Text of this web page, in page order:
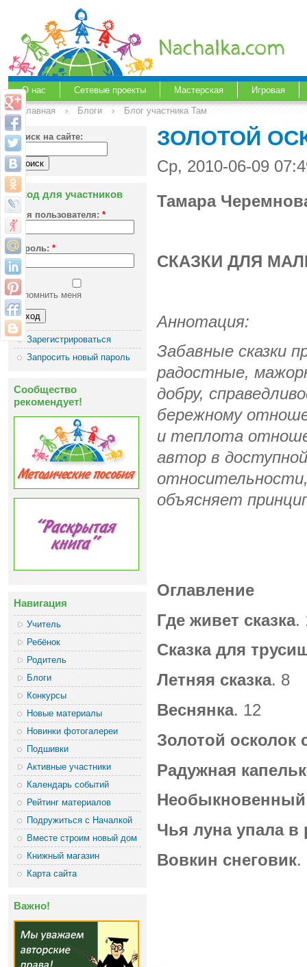
О нас Сетевые проекты Мастерская
Игровая
Главная
› Блоги › Блог участника Там
Поиск на сайте:
Вход для участников
Имя пользователя: *
Пароль: *
Запомнить меня
Зарегистрироваться
Запросить новый пароль
Сообщество
рекомендует!
Навигация
Учитель
Ребёнок
Родитель
Блоги
Конкурсы
Новые материалы
Новинки фотогалереи
Подшивки
Активные участники
Календарь событий
Рейтинг материалов
Подружиться с Началкой
Вместе строим новый дом
Книжный магазин
Карта сайта
Важно!
ЗОЛОТОЙ
Ср, 2010-06-09
Тамара
СКАЗКИ ДЛЯ
Аннотация:
Забавные сказки
радостные,
добру,
бережному
и теплота
автор в
относительности,
объясняет
Оглавление
Где живет сказка.
Сказка для
Летняя сказка. 8
Веснянка. 12
Золотой осколок
Радужная
Чья луна упала в
Вовкин снеговик.